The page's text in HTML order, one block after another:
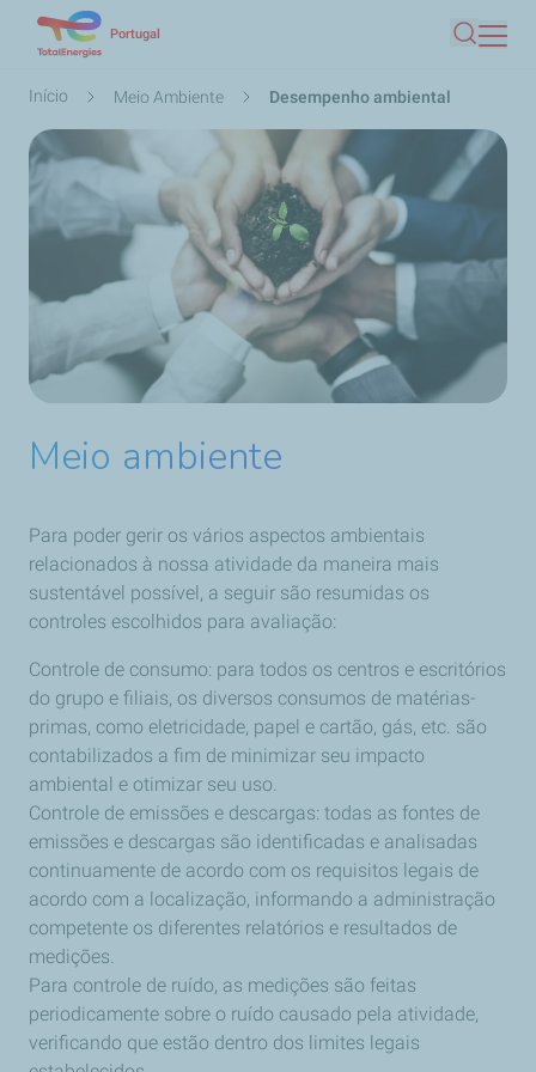
o
principal
Portugal
Navegação
estrutural
Início Meio Ambiente Desempenho ambiental
Meio ambiente
Para poder gerir os vários aspectos ambientais
relacionados à nossa atividade da maneira mais
sustentável possível, a seguir são resumidas os
controles escolhidos para avaliação:
Controle de consumo: para todos os centros e escritórios
do grupo e filiais, os diversos consumos de matérias-
primas, como eletricidade, papel e cartão, gás, etc. são
contabilizados a fim de minimizar seu impacto
ambiental e otimizar seu uso.
Controle de emissões e descargas: todas as fontes de
emissões e descargas são identificadas e analisadas
continuamente de acordo com os requisitos legais de
acordo com a localização, informando a administração
competente os diferentes relatórios e resultados de
medições.
Para controle de ruído, as medições são feitas
periodicamente sobre o ruído causado pela atividade,
verificando que estão dentro dos limites legais